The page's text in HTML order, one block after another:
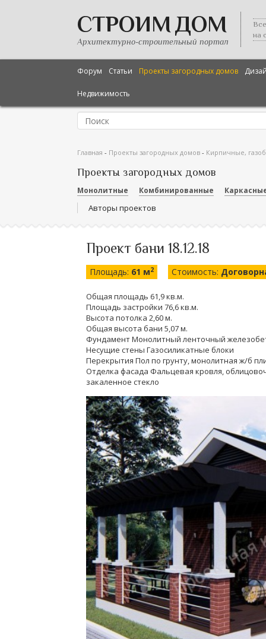
СТРОИМ ДОМ
Архитектурно-строительный портал
на
Форум Статьи Проекты загородных домов
Недвижимость
Главная - Проекты загородных домов - Кирпичные,
Проекты загородных домов
Монолитные Комбинированные
Авторы проектов
Проект бани 18.12.18
Площадь: 61 м2 Стоимость:
Общая площадь 61,9 кв.м.
Площадь застройки 76,6 кв.м.
Высота потолка 2,60 м.
Общая высота бани 5,07 м.
Фундамент Монолитный ленточный
Несущие стены Газосиликатные блоки
Перекрытия Пол по грунту, монолитная ж/б
Отделка фасада Фальцевая кровля,
закаленное стекло